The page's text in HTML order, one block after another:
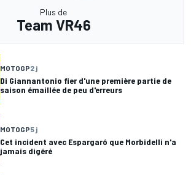
Plus de
Team VR46
MOTOGP2 j
Di Giannantonio fier d'une première partie de
saison émaillée de peu d'erreurs
MOTOGP5 j
Cet incident avec Espargaró que Morbidelli n'a
jamais digéré